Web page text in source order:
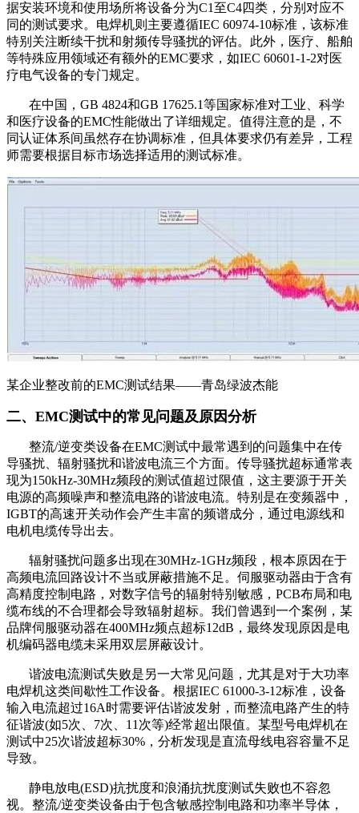
据安装环境和使用场所将设备分为C1至C4四类，分别对应不
同的测试要求。电焊机则主要遵循IEC 60974-10标准，该标准
特别关注断续干扰和射频传导骚扰的评估。此外，医疗、船舶
等特殊应用领域还有额外的EMC要求，如IEC 60601-1-2对医
疗电气设备的专门规定。
在中国，GB 4824和GB 17625.1等国家标准对工业、科学
和医疗设备的EMC性能做出了详细规定。值得注意的是，不
同认证体系间虽然存在协调标准，但具体要求仍有差异，工程
师需要根据目标市场选择适用的测试标准。
某企业整改前的EMC测试结果——青岛绿波杰能
二、EMC测试中的常见问题及原因分析
整流/逆变类设备在EMC测试中最常遇到的问题集中在传
导骚扰、辐射骚扰和谐波电流三个方面。传导骚扰超标通常表
现为150kHz-30MHz频段的测试值超过限值，这主要源于开关
电源的高频噪声和整流电路的谐波电流。特别是在变频器中，
IGBT的高速开关动作会产生丰富的频谱成分，通过电源线和
电机电缆传导出去。
辐射骚扰问题多出现在30MHz-1GHz频段，根本原因在于
高频电流回路设计不当或屏蔽措施不足。伺服驱动器由于含有
高精度控制电路，对数字信号的辐射特别敏感，PCB布局和电
缆布线的不合理都会导致辐射超标。我们曾遇到一个案例，某
品牌伺服驱动器在400MHz频点超标12dB，最终发现原因是电
机编码器电缆未采用双层屏蔽设计。
谐波电流测试失败是另一大常见问题，尤其是对于大功率
电焊机这类间歇性工作设备。根据IEC 61000-3-12标准，设备
输入电流超过16A时需要评估谐波发射，而整流电路产生的特
征谐波(如5次、7次、11次等)经常超出限值。某型号电焊机在
测试中25次谐波超标30%，分析发现是直流母线电容容量不足
导致。
静电放电(ESD)抗扰度和浪涌抗扰度测试失败也不容忽
视。整流/逆变类设备由于包含敏感控制电路和功率半导体，